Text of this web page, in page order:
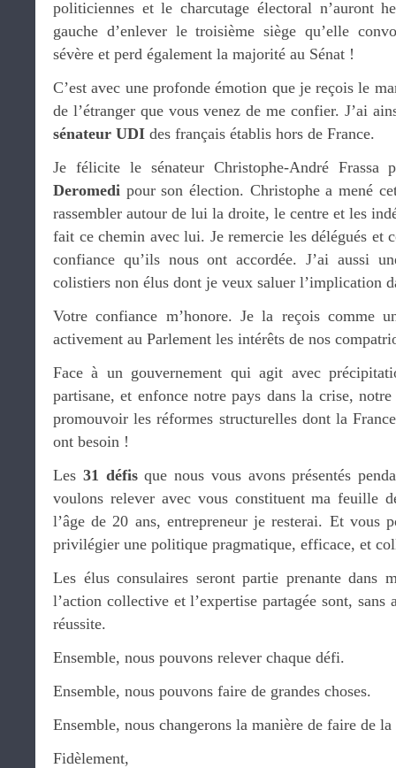
politiciennes et le charcutage électoral n’auront
gauche d’enlever le troisième siège qu’elle
sévère et perd également la majorité au Sénat !
C’est avec une profonde émotion que je reçois le
de l’étranger que vous venez de me confier. J’ai
sénateur UDI des français établis hors de France.
Je félicite le sénateur Christophe-André
Deromedi pour son élection. Christophe a mené
rassembler autour de lui la droite, le centre et les
fait ce chemin avec lui. Je remercie les délégués et
confiance qu’ils nous ont accordée. J’ai aussi
colistiers non élus dont je veux saluer l’implication
Votre confiance m’honore. Je la reçois comme
activement au Parlement les intérêts de nos
Face à un gouvernement qui agit avec
partisane, et enfonce notre pays dans la crise,
promouvoir les réformes structurelles dont la
ont besoin !
Les 31 défisque nous vous avons présentés
voulons relever avec vous constituent ma feuille
l’âge de 20 ans, entrepreneur je resterai. Et vous
privilégier une politique pragmatique, efficace, et
Les élus consulaires seront partie prenante dans
l’action collective et l’expertise partagée sont, sans
réussite.
Ensemble, nous pouvons relever chaque défi.
Ensemble, nous pouvons faire de grandes choses.
Ensemble, nous changerons la manière de faire de
Fidèlement,